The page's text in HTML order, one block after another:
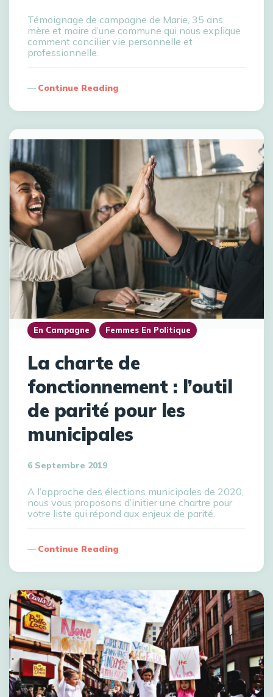
Témoignage de campagne de Marie, 35 ans,
mère et maire d’une commune qui nous explique
comment concilier vie personnelle et
professionnelle.
Continue Reading
En Campagne Femmes En Politique
La charte de
fonctionnement : l’outil
de parité pour les
municipales
6 Septembre 2019
A l’approche des élections municipales de 2020,
nous vous proposons d’initier une chartre pour
votre liste qui répond aux enjeux de parité.
Continue Reading